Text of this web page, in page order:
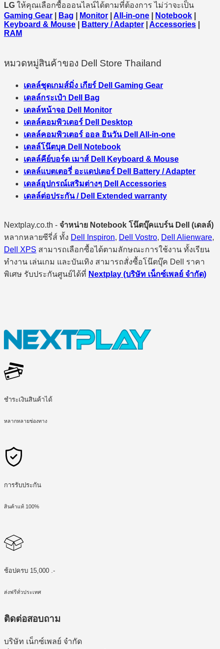
LG ให้คุณเลือกซื้อออนไลน์ได้ตามที่ต้องการ ไม่ว่าจะเป็น
Gaming Gear
Bag Monitor All-in-one Notebook
Keyboard & Mouse
Battery / Adapter Accessories
RAM
หมวดหมู่สินค้าของ Dell Store Thailand
เดลล์ชุดเกมส์มิ่ง เกียร์ Dell Gaming Gear
เดลล์กระเป๋า Dell Bag
เดลล์หน้าจอ Dell Monitor
เดลล์คอมพิวเตอร์ Dell Desktop
เดลล์คอมพิวเตอร์ ออล อินวัน Dell All-in-one
เดลล์โน๊ตบุค Dell Notebook
เดลล์คีย์บอร์ด เมาส์ Dell Keyboard & Mouse
เดลล์แบตเตอรี่ อะแดปเตอร์ Dell Battery / Adapter
เดลล์อุปกรณ์เสริมต่างๆ Dell Accessories
เดลล์ต่อประกัน / Dell Extended warranty
Nextplay.co.th - จำหน่าย Notebook โน๊ตบุ๊คแบร์น Dell (เดลล์)
หลากหลายซีรี่ส์ ทั้ง Dell Inspiron, Dell Vostro, Dell Alienware,
Dell XPS สามารถเลือกซื้อได้ตามลักษณะการใช้งาน ทั้งเรียน
ทำงาน เล่นเกม และบันเทิง สามารถสั่งซื้อโน๊ตบุ๊ค Dell ราคา
พิเศษ รับประกันศูนย์ได้ที่ Nextplay (บริษัท เน็กซ์เพลย์ จำกัด)
ชำระเงินสินค้าได้
หลากหลายช่องทาง
การรับประกัน
สินค้าแท้ 100%
ช้อปครบ 15,000 .-
ส่งฟรีทั่วประเทศ
ติดต่อสอบถาม
บริษัท เน็กซ์เพลย์ จำกัด